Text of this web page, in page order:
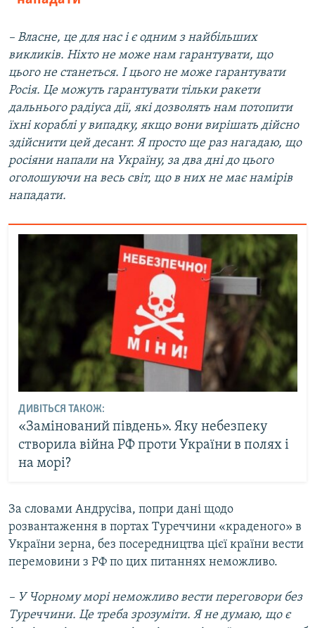
– Власне, це для нас і є одним з найбільших
викликів. Ніхто не може нам гарантувати, що
цього не станеться. І цього не може гарантувати
Росія. Це можуть гарантувати тільки ракети
дальнього радіуса дії, які дозволять нам потопити
їхні кораблі у випадку, якщо вони вирішать дійсно
здійснити цей десант. Я просто ще раз нагадаю, що
росіяни напали на Україну, за два дні до цього
оголошуючи на весь світ, що в них не має намірів
нападати.
ДИВІТЬСЯ ТАКОЖ:
«Замінований південь». Яку небезпеку
створила війна РФ проти України в полях і
на морі?
За словами Андрусіва, попри дані щодо
розвантаження в портах Туреччини «краденого» в
України зерна, без посередництва цієї країни вести
перемовини з РФ по цих питаннях неможливо.
– У Чорному морі неможливо вести переговори без
Туреччини. Це треба зрозуміти. Я не думаю, що є